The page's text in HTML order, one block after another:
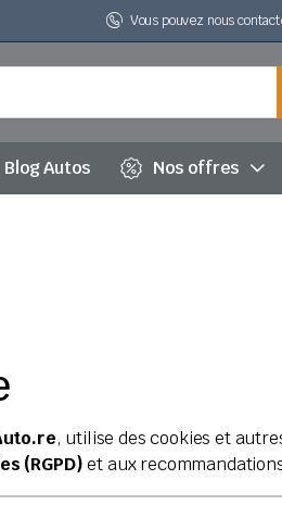
Vous pouvez nous
Blog Autos Nos offres
, utilise des cookies et
(RGPD)et aux